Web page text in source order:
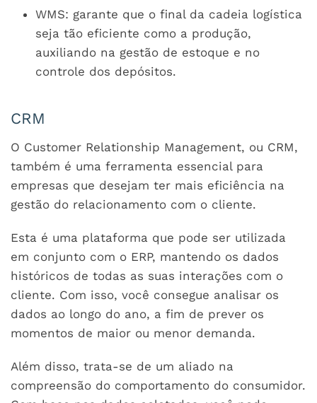
WMS: garante que o final da cadeia logística
seja tão eficiente como a produção,
auxiliando na gestão de estoque e no
controle dos depósitos.
CRM
O Customer Relationship Management, ou CRM,
também é uma ferramenta essencial para
empresas que desejam ter mais eficiência na
gestão do relacionamento com o cliente.
Esta é uma plataforma que pode ser utilizada
em conjunto com o ERP, mantendo os dados
históricos de todas as suas interações com o
cliente. Com isso, você consegue analisar os
dados ao longo do ano, a fim de prever os
momentos de maior ou menor demanda.
Além disso, trata-se de um aliado na
compreensão do comportamento do consumidor.